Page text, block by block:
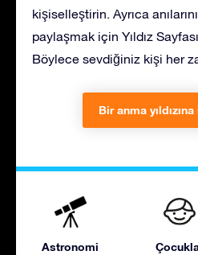
kişiselleştirin. Ayrıca
paylaşmak için Yıldız
Böylece sevdiğiniz kişi her
Bir anma
Astronomi